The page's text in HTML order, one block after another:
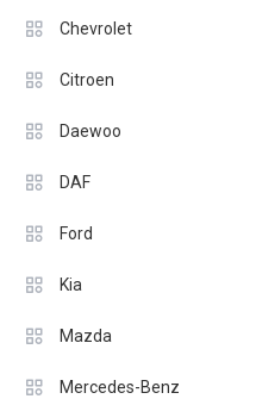
Chevrolet
Citroen
Daewoo
DAF
Ford
Kia
Mazda
Mercedes-Benz